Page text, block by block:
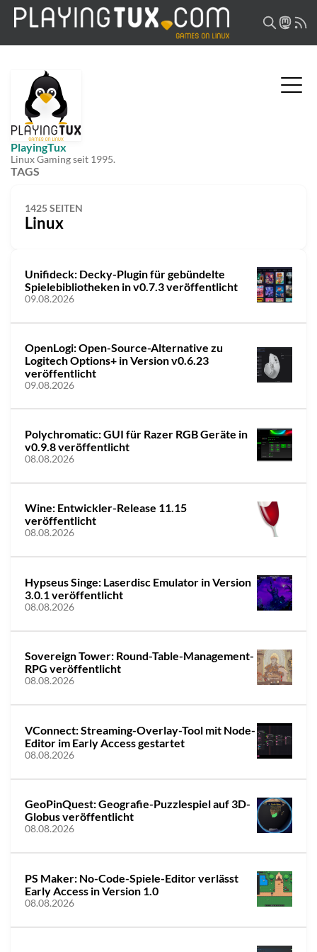
PlayingTux
Linux Gaming seit 1995.
TAGS
1425 SEITEN
Linux
Unifideck: Decky-Plugin für gebündelte
Spielebibliotheken in v0.7.3 veröffentlicht
09.08.2026
OpenLogi: Open-Source-Alternative zu
Logitech Options+ in Version v0.6.23
veröffentlicht
09.08.2026
Polychromatic: GUI für Razer RGB Geräte in
v0.9.8 veröffentlicht
08.08.2026
Wine: Entwickler-Release 11.15
veröffentlicht
08.08.2026
Hypseus Singe: Laserdisc Emulator in Version
3.0.1 veröffentlicht
08.08.2026
Sovereign Tower: Round-Table-Management-
RPG veröffentlicht
08.08.2026
VConnect: Streaming-Overlay-Tool mit Node-
Editor im Early Access gestartet
08.08.2026
GeoPinQuest: Geografie-Puzzlespiel auf 3D-
Globus veröffentlicht
08.08.2026
PS Maker: No-Code-Spiele-Editor verlässt
Early Access in Version 1.0
08.08.2026